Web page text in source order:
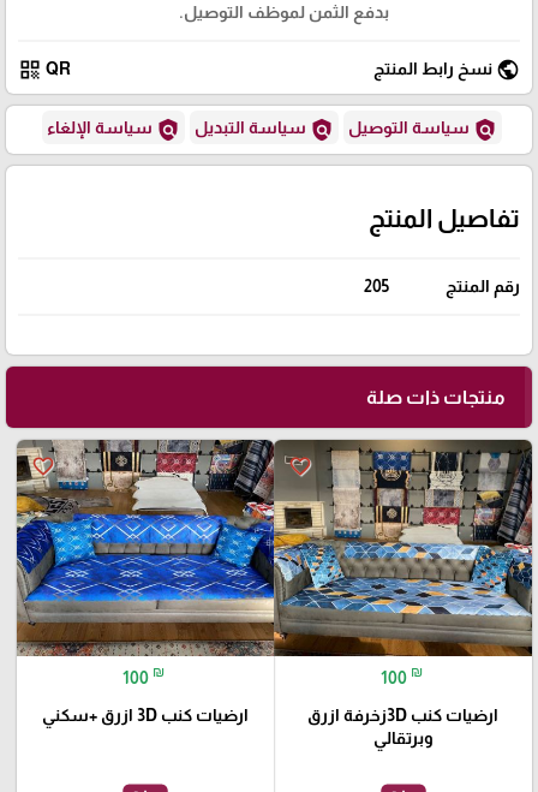
بدفع الثمن لموظف التوصيل.
public نسخ رابط المنتج QR
qr_code
policy سياسة التوصيل policy سياسة التبديل policy سياسة الإلغاء
تفاصيل المنتج
رقم المنتج 205
منتجات ذات صلة
favorite_border
100 ₪
ارضيات كنب 3Dزخرفة ازرق
وبرتقالي
favorite_border
100 ₪
ارضيات كنب 3D ازرق +سكني